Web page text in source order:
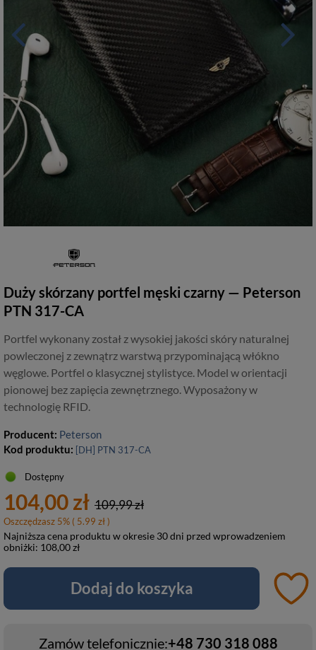
Duży skórzany portfel męski czarny — Peterson
PTN 317-CA
Portfel wykonany został z wysokiej jakości skóry naturalnej
powleczonej z zewnątrz warstwą przypominającą włókno
węglowe. Portfel o klasycznej stylistyce. Model w orientacji
pionowej bez zapięcia zewnętrznego. Wyposażony w
technologię RFID.
Producent: Peterson
Kod produktu: [DH] PTN 317-CA
Dostępny
104,00 zł 109,99 zł
Oszczędzasz 5% ( 5.99 zł )
Najniższa cena produktu w okresie 30 dni przed wprowadzeniem
obniżki: 108,00 zł
Dodaj do koszyka
Zamów telefonicznie:+48 730 318 088